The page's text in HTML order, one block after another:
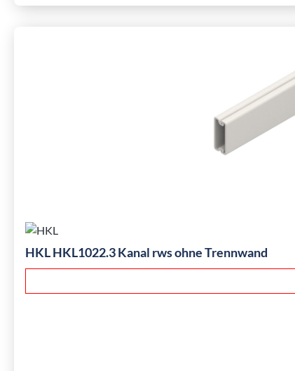
HKL HKL1022.3 Kanal rws ohne Trennwand